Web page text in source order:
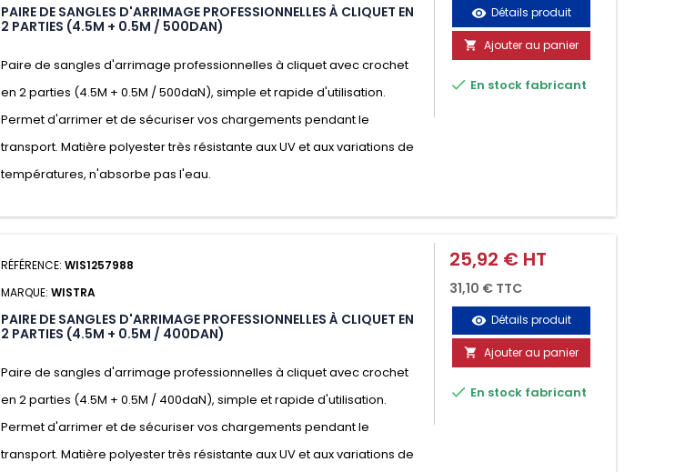
PAIRE DE SANGLES D'ARRIMAGE PROFESSIONNELLES À CLIQUET EN
2 PARTIES (4.5M + 0.5M / 500DAN)
Paire de sangles d'arrimage professionnelles à cliquet avec crochet
en 2 parties (4.5M + 0.5M / 500daN), simple et rapide d'utilisation.
Permet d'arrimer et de sécuriser vos chargements pendant le
transport. Matière polyester très résistante aux UV et aux variations de
températures, n'absorbe pas l'eau.
visibility Détails produit
 Ajouter au panier
 En stock fabricant
RÉFÉRENCE:WIS1257988
MARQUE:WISTRA
PAIRE DE SANGLES D'ARRIMAGE PROFESSIONNELLES À CLIQUET EN
2 PARTIES (4.5M + 0.5M / 400DAN)
Paire de sangles d'arrimage professionnelles à cliquet avec crochet
en 2 parties (4.5M + 0.5M / 400daN), simple et rapide d'utilisation.
Permet d'arrimer et de sécuriser vos chargements pendant le
transport. Matière polyester très résistante aux UV et aux variations de
Prix
25,92 € HT
31,10 € TTC
visibility Détails produit
 Ajouter au panier
 En stock fabricant